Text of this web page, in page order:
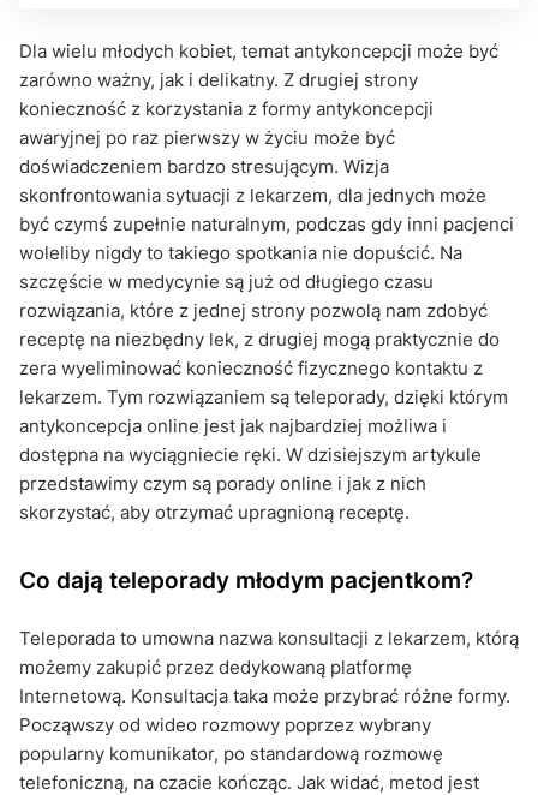
Dla wielu młodych kobiet, temat antykoncepcji może być
zarówno ważny, jak i delikatny. Z drugiej strony
konieczność z korzystania z formy antykoncepcji
awaryjnej po raz pierwszy w życiu może być
doświadczeniem bardzo stresującym. Wizja
skonfrontowania sytuacji z lekarzem, dla jednych może
być czymś zupełnie naturalnym, podczas gdy inni pacjenci
woleliby nigdy to takiego spotkania nie dopuścić. Na
szczęście w medycynie są już od długiego czasu
rozwiązania, które z jednej strony pozwolą nam zdobyć
receptę na niezbędny lek, z drugiej mogą praktycznie do
zera wyeliminować konieczność fizycznego kontaktu z
lekarzem. Tym rozwiązaniem są teleporady, dzięki którym
antykoncepcja online jest jak najbardziej możliwa i
dostępna na wyciągniecie ręki. W dzisiejszym artykule
przedstawimy czym są porady online i jak z nich
skorzystać, aby otrzymać upragnioną receptę.
Co dają teleporady młodym pacjentkom?
Teleporada to umowna nazwa konsultacji z lekarzem, którą
możemy zakupić przez dedykowaną platformę
Internetową. Konsultacja taka może przybrać różne formy.
Począwszy od wideo rozmowy poprzez wybrany
popularny komunikator, po standardową rozmowę
telefoniczną, na czacie kończąc. Jak widać, metod jest